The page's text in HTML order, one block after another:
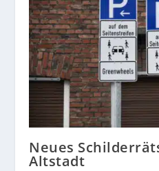
Neues
Altstadt